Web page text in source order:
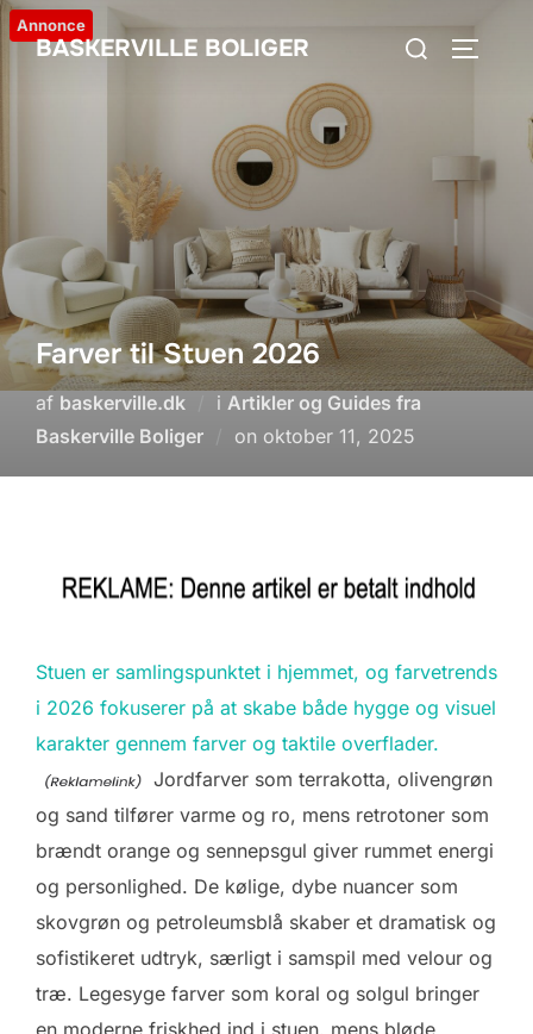
Videre
til
BASKERVILLE BOLIGER
Søg
Annonce
Farver til Stuen 2026
af baskerville.dk i Artikler og Guides fra
Baskerville Boliger
on Udgivet
oktober 11, 2025
Stuen er samlingspunktet i hjemmet, og farvetrends
i 2026 fokuserer på at skabe både hygge og visuel
karakter gennem farver og taktile overflader.
Jordfarver som terrakotta, olivengrøn
og sand tilfører varme og ro, mens retrotoner som
brændt orange og sennepsgul giver rummet energi
og personlighed. De kølige, dybe nuancer som
skovgrøn og petroleumsblå skaber et dramatisk og
sofistikeret udtryk, særligt i samspil med velour og
træ. Legesyge farver som koral og solgul bringer
en moderne friskhed ind i stuen, mens bløde